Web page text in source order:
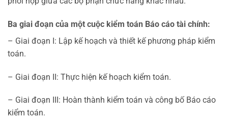
Ba giai đoạn của một cuộc kiểm toán Báo cáo tài chính:
– Giai đoạn I: Lập kế hoạch và thiết kế phương pháp kiểm
toán.
– Giai đoạn II: Thực hiện kế hoạch kiểm toán.
– Giai đoạn III: Hoàn thành kiểm toán và công bố Báo cáo
kiểm toán.